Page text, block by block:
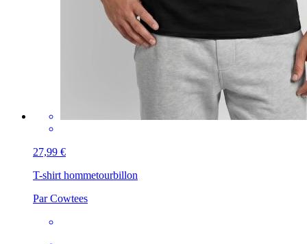
27,99 €
T-shirt hommetourbillon
Par Cowtees